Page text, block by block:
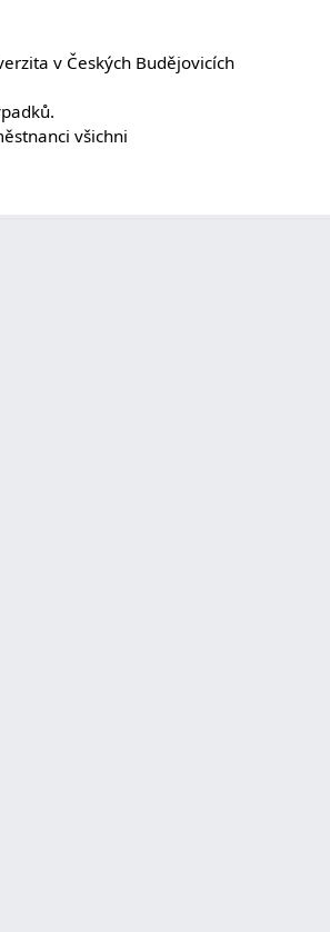
v Českých Budějovicích
všichni